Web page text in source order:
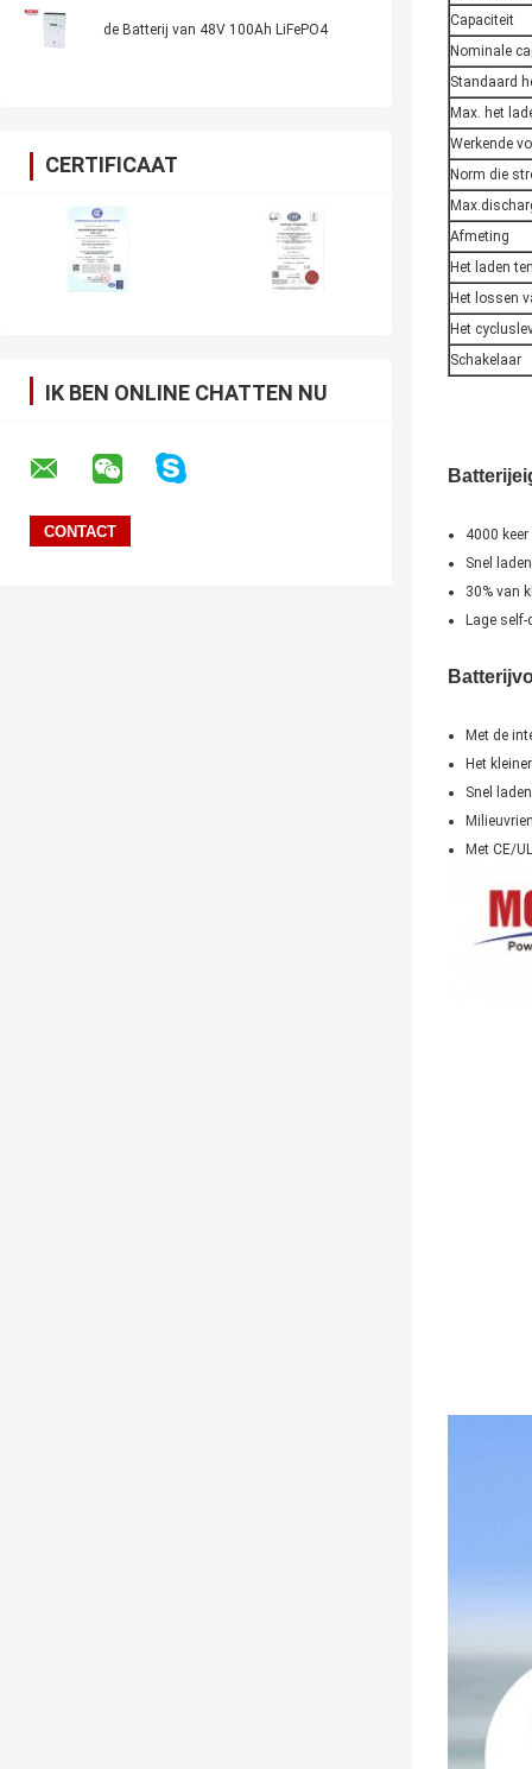
de Batterij van 48V 100Ah LiFePO4
CERTIFICAAT
IK BEN ONLINE CHATTEN NU
Capaciteit
Nominale
Standaard
Max. het
Werkende
Norm die
Afmeting
Het laden
Het lossen
Het
Schakelaar
4000
Snel
30% van
Lage
Met de
Het
Snel
Met CE/